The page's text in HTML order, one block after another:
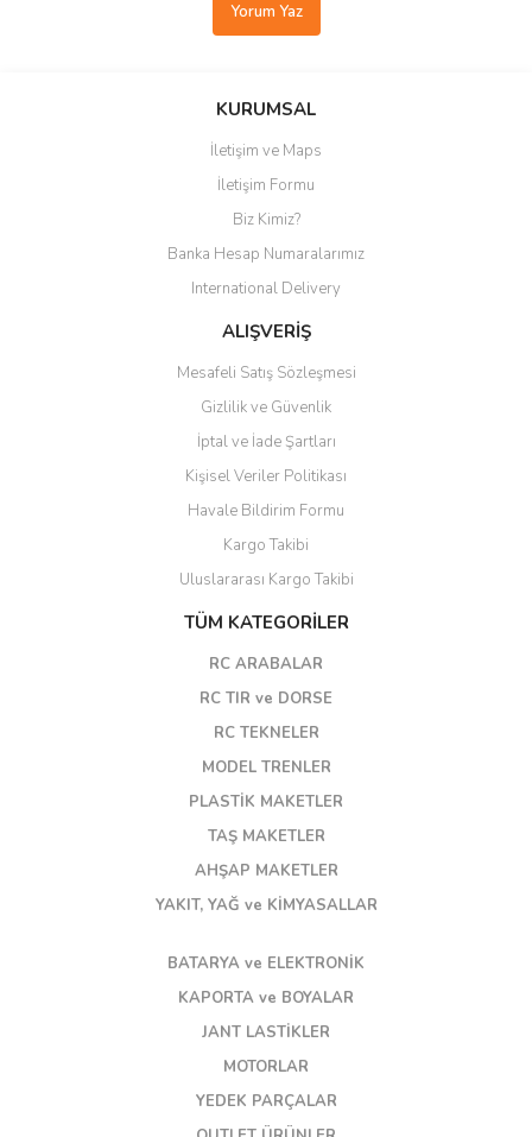
Yorum Yaz
KURUMSAL
İletişim ve Maps
İletişim Formu
Biz Kimiz?
Banka Hesap Numaralarımız
International Delivery
ALIŞVERİŞ
Mesafeli Satış Sözleşmesi
Gizlilik ve Güvenlik
İptal ve İade Şartları
Kişisel Veriler Politikası
Havale Bildirim Formu
Kargo Takibi
Uluslararası Kargo Takibi
TÜM KATEGORİLER
RC ARABALAR
RC TIR ve DORSE
RC TEKNELER
MODEL TRENLER
PLASTİK MAKETLER
TAŞ MAKETLER
AHŞAP MAKETLER
YAKIT, YAĞ ve KİMYASALLAR
BATARYA ve ELEKTRONİK
KAPORTA ve BOYALAR
JANT LASTİKLER
MOTORLAR
YEDEK PARÇALAR